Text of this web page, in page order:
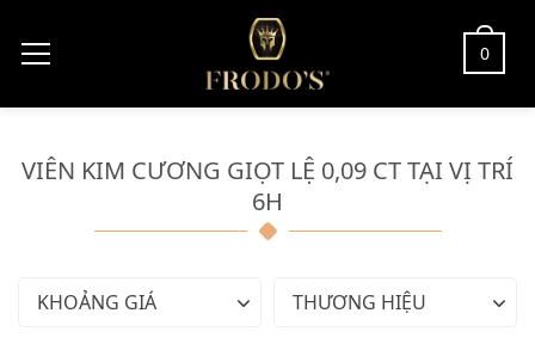
0
VIÊN KIM CƯƠNG GIỌT LỆ 0,09 CT TẠI VỊ TRÍ
6H
KHOẢNG GIÁ THƯƠNG HIỆU